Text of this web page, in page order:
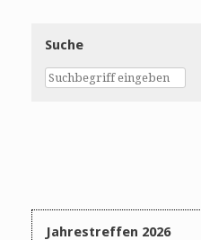
Suche
Jahrestreffen 2026